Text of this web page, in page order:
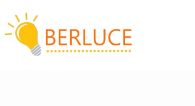
contenu